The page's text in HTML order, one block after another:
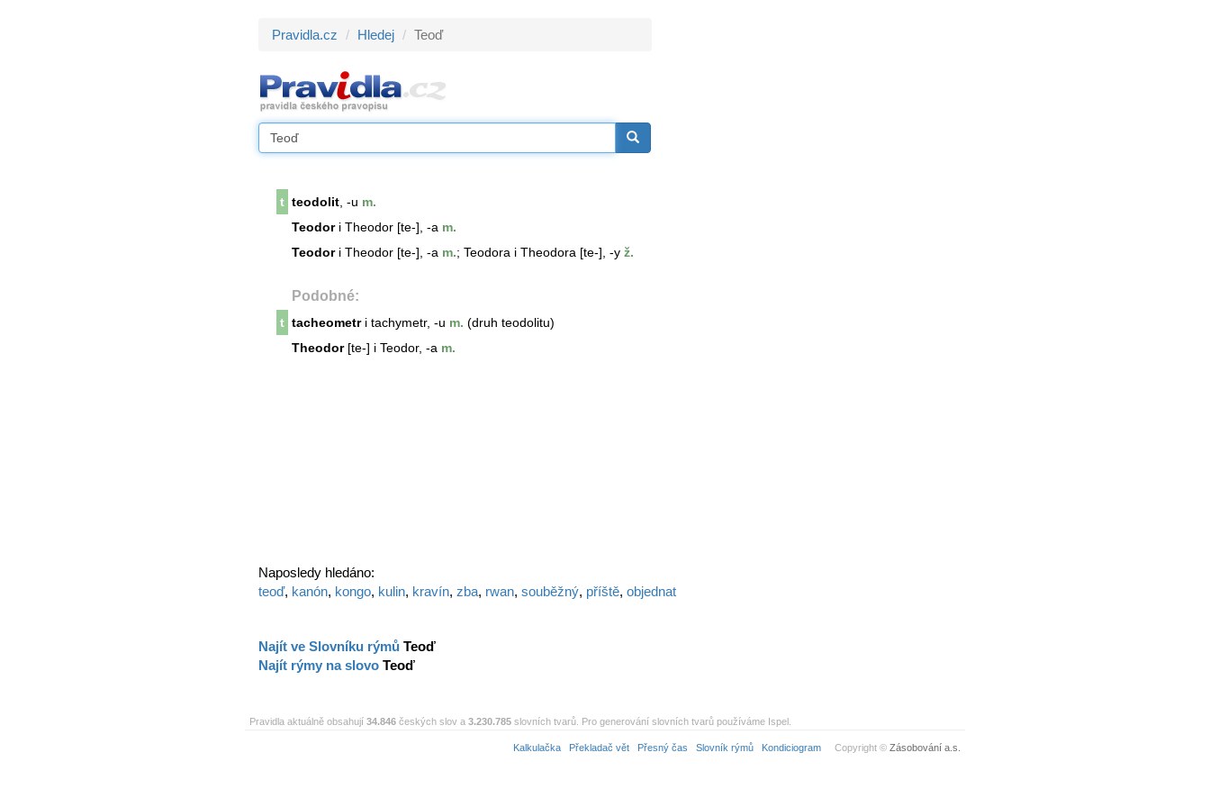
Pravidla.cz Hledej Teoď
t teodolit , -u m.
Teodori Theodor [te-], -a m.
Teodori Theodor [te-], -a m.; Teodora i Theodora [te-], -y ž.
Podobné:
t tacheometri tachymetr, -u m. (druh teodolitu)
Theodor[te-] i Teodor, -a m.
Naposledy hledáno:
teoď, kanón, kongo, kulin, kravín, zba, rwan, souběžný, příště, objednat
Najít ve Slovníku rýmů Teoď
Najít rýmy na slovo Teoď
Pravidla aktuálně obsahují 34.846 českých slov a 3.230.785 slovních tvarů. Pro generování slovních tvarů používáme Ispel.
Kalkulačka Překladač vět Přesný čas Slovník rýmů Kondiciogram Copyright © Zásobování a.s.